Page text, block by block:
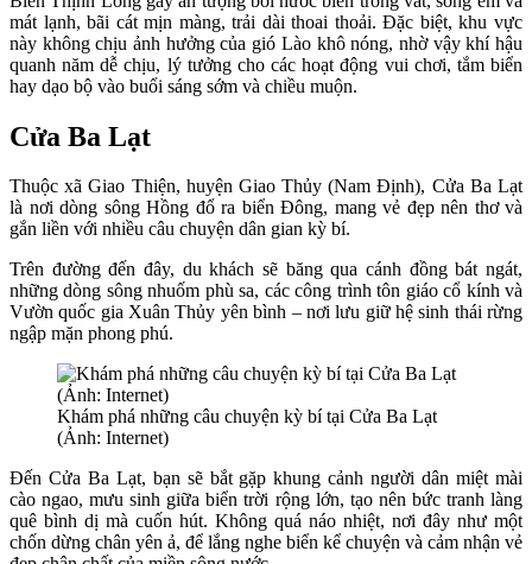
mát lạnh, bãi cát mịn màng, trải dài thoai thoải. Đặc biệt, khu vực
này không chịu ảnh hưởng của gió Lào khô nóng, nhờ vậy khí hậu
quanh năm dễ chịu, lý tưởng cho các hoạt động vui chơi, tắm biển
hay dạo bộ vào buổi sáng sớm và chiều muộn.
Cửa Ba Lạt
Thuộc xã Giao Thiện, huyện Giao Thủy (Nam Định), Cửa Ba Lạt
là nơi dòng sông Hồng đổ ra biển Đông, mang vẻ đẹp nên thơ và
gắn liền với nhiều câu chuyện dân gian kỳ bí.
Trên đường đến đây, du khách sẽ băng qua cánh đồng bát ngát,
những dòng sông nhuốm phù sa, các công trình tôn giáo cổ kính và
Vườn quốc gia Xuân Thủy yên bình – nơi lưu giữ hệ sinh thái rừng
ngập mặn phong phú.
Khám phá những câu chuyện kỳ bí tại Cửa Ba Lạt
(Ảnh: Internet)
Đến Cửa Ba Lạt, bạn sẽ bắt gặp khung cảnh người dân miệt mài
cào ngao, mưu sinh giữa biển trời rộng lớn, tạo nên bức tranh làng
quê bình dị mà cuốn hút. Không quá náo nhiệt, nơi đây như một
chốn dừng chân yên ả, để lắng nghe biển kể chuyện và cảm nhận vẻ